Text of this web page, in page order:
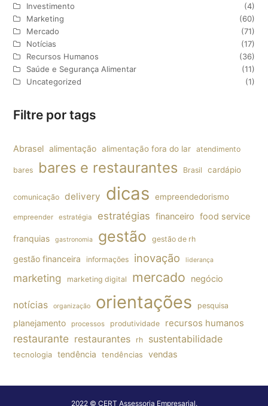
Investimento
(4)
Marketing
(60)
Mercado
(71)
Notícias
(17)
Recursos Humanos
(36)
Saúde e Segurança Alimentar
(11)
Uncategorized
(1)
Filtre por tags
Abrasel alimentação alimentação fora do lar atendimento
bares bares e restaurantes Brasil cardápio
comunicação delivery dicas empreendedorismo
empreender estratégia estratégias financeiro food service
franquias gastronomia gestão gestão de rh
gestão financeira informações inovação liderança
marketing marketing digital mercado negócio
notícias organização orientações pesquisa
planejamento processos produtividade recursos humanos
restaurante restaurantes rh sustentabilidade
tecnologia tendência tendências vendas
2022 © CERT Assessoria Empresarial.